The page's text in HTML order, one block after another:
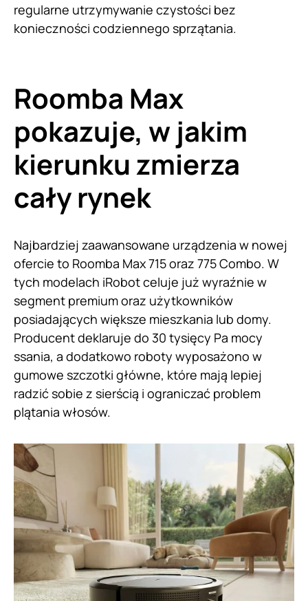
regularne utrzymywanie czystości bez
konieczności codziennego sprzątania.
Roomba Max
pokazuje, w jakim
kierunku zmierza
cały rynek
Najbardziej zaawansowane urządzenia w nowej
ofercie to Roomba Max 715 oraz 775 Combo. W
tych modelach iRobot celuje już wyraźnie w
segment premium oraz użytkowników
posiadających większe mieszkania lub domy.
Producent deklaruje do 30 tysięcy Pa mocy
ssania, a dodatkowo roboty wyposażono w
gumowe szczotki główne, które mają lepiej
radzić sobie z sierścią i ograniczać problem
plątania włosów.